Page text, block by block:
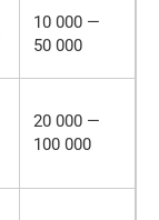
10 000 —
50 000
20 000 —
100 000